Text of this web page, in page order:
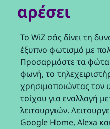
αρέσει
Το WiZ σάς δίνει τη
έξυπνο φωτισμό με
Προσαρμόστε τα
φωνή, το
χρησιμοποιώντας τον
τοίχου για εναλλαγή
λειτουργιών.
Google Home, Alexa